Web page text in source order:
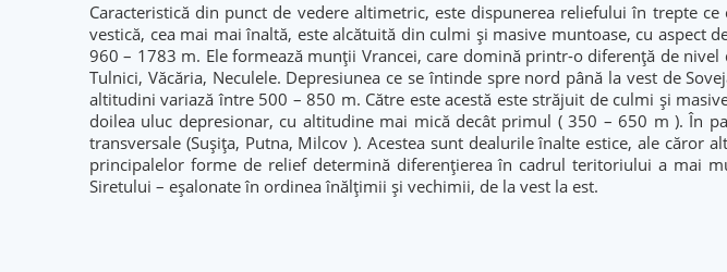
Caracteristică din punct de vedere altimetric, este dispunerea reliefului în trepte
vestică, cea mai mai înaltă, este alcătuită din culmi şi masive muntoase, cu aspect
960 – 1783 m. Ele formează munţii Vrancei, care domină printr-o diferenţă de
Tulnici, Văcăria, Neculele. Depresiunea ce se întinde spre nord până la vest de
altitudini variază între 500 – 850 m. Către este acestă este străjuit de culmi şi
doilea uluc depresionar, cu altitudine mai mică decât primul ( 350 – 650 m ). În
transversale (Suşiţa, Putna, Milcov ). Acestea sunt dealurile înalte estice, ale
principalelor forme de relief determină diferenţierea în cadrul teritoriului a mai
Siretului – eşalonate în ordinea înălţimii şi vechimii, de la vest la est.